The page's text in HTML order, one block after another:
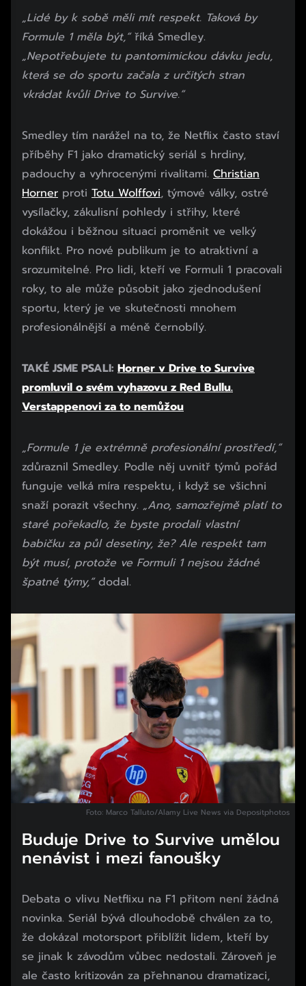
„Lidé by k sobě měli mít respekt. Taková by
Formule 1 měla být,“říká Smedley.
„Nepotřebujete tu pantomimickou dávku jedu,
která se do sportu začala z určitých stran
vkrádat kvůli Drive to Survive.“
Smedley tím narážel na to, že Netflix často staví
příběhy F1 jako dramatický seriál s hrdiny,
padouchy a vyhrocenými rivalitami. Christian
Horner proti Totu Wolffovi, týmové války, ostré
vysílačky, zákulisní pohledy i střihy, které
dokážou i běžnou situaci proměnit ve velký
konflikt. Pro nové publikum je to atraktivní a
srozumitelné. Pro lidi, kteří ve Formuli 1 pracovali
roky, to ale může působit jako zjednodušení
sportu, který je ve skutečnosti mnohem
profesionálnější a méně černobílý.
TAKÉ JSME PSALI: Horner v Drive to Survive
promluvil o svém vyhazovu z Red Bullu.
Verstappenovi za to nemůžou
„Formule 1 je extrémně profesionální prostředí,“
zdůraznil Smedley. Podle něj uvnitř týmů pořád
funguje velká míra respektu, i když se všichni
snaží porazit všechny. „Ano, samozřejmě platí to
staré pořekadlo, že byste prodali vlastní
babičku za půl desetiny, že? Ale respekt tam
být musí, protože ve Formuli 1 nejsou žádné
špatné týmy,“dodal.
Foto: Marco Talluto/Alamy Live News via Depositphotos
Buduje Drive to Survive umělou
nenávist i mezi fanoušky
Debata o vlivu Netflixu na F1 přitom není žádná
novinka. Seriál bývá dlouhodobě chválen za to,
že dokázal motorsport přiblížit lidem, kteří by
se jinak k závodům vůbec nedostali. Zároveň je
ale často kritizován za přehnanou dramatizaci,